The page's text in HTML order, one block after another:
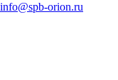
info@spb-orion.ru